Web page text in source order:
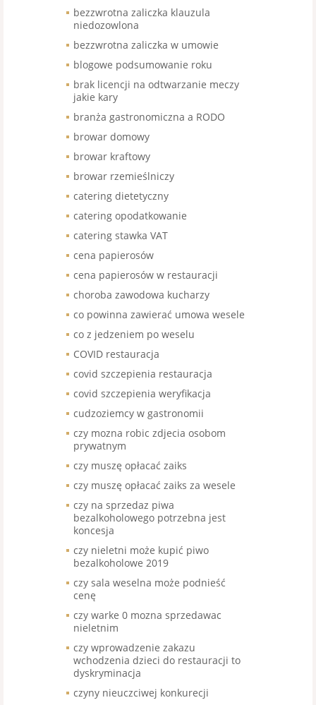
bezzwrotna zaliczka klauzula
niedozowlona
bezzwrotna zaliczka w umowie
blogowe podsumowanie roku
brak licencji na odtwarzanie meczy
jakie kary
branża gastronomiczna a RODO
browar domowy
browar kraftowy
browar rzemieślniczy
catering dietetyczny
catering opodatkowanie
catering stawka VAT
cena papierosów
cena papierosów w restauracji
choroba zawodowa kucharzy
co powinna zawierać umowa wesele
co z jedzeniem po weselu
COVID restauracja
covid szczepienia restauracja
covid szczepienia weryfikacja
cudzoziemcy w gastronomii
czy mozna robic zdjecia osobom
prywatnym
czy muszę opłacać zaiks
czy muszę opłacać zaiks za wesele
czy na sprzedaz piwa
bezalkoholowego potrzebna jest
koncesja
czy nieletni może kupić piwo
bezalkoholowe 2019
czy sala weselna może podnieść
cenę
czy warke 0 mozna sprzedawac
nieletnim
czy wprowadzenie zakazu
wchodzenia dzieci do restauracji to
dyskryminacja
czyny nieuczciwej konkurecji